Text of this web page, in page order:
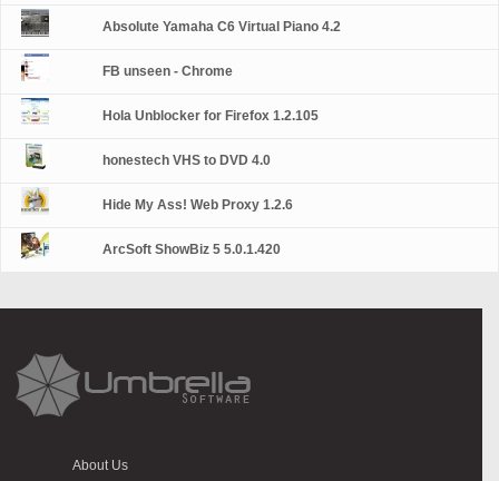
Absolute Yamaha C6 Virtual Piano 4.2
FB unseen - Chrome
Hola Unblocker for Firefox 1.2.105
honestech VHS to DVD 4.0
Hide My Ass! Web Proxy 1.2.6
ArcSoft ShowBiz 5 5.0.1.420
About Us